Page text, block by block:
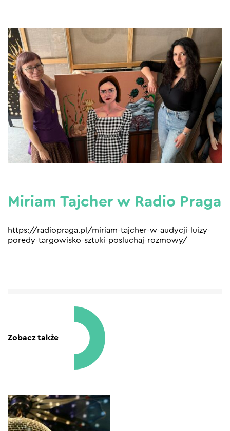
Miriam Tajcher w Radio Praga
https://radiopraga.pl/miriam-tajcher-w-audycji-luizy-
poredy-targowisko-sztuki-posluchaj-rozmowy/
Zobacz także